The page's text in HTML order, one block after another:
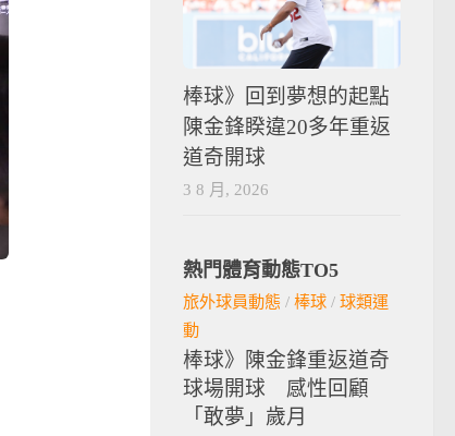
棒球》回到夢想的起點
陳金鋒睽違20多年重返
道奇開球
3 8 月, 2026
熱門體育動態TO5
旅外球員動態 / 棒球 / 球類運
動
棒球》陳金鋒重返道奇
球場開球 感性回顧
「敢夢」歲月